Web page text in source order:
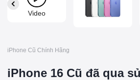
Video
iPhone Cũ Chính Hãng
iPhone 16 Cũ đã qua